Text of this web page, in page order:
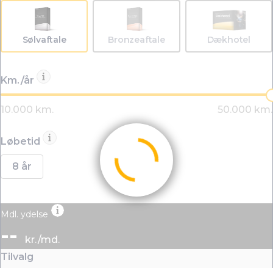
Sølvaftale Bronzeaftale Dækhotel
Km./år
Løbetid
8 år
Mdl. ydelse
--
kr./md.
Tilvalg